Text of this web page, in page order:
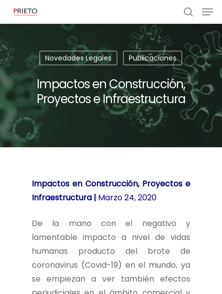
Novedades Legales Publicaciones
Impactos en Construcción,
Proyectos e Infraestructura
Impactos en Construcción, Proyectos e
Infraestructura | Marzo 24, 2020
De la mano con el negativo y
lamentable impacto a nivel de vidas
humanas producto del brote de
coronavirus (Covid-19) en el mundo, ya
se empiezan a ver también efectos